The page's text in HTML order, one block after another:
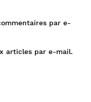
par e-
articles par e-mail.